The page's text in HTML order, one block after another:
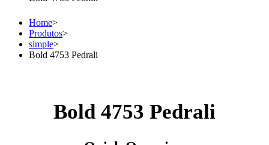
Home>
Produtos>
simple>
Bold 4753 Pedrali
Bold 4753 Pedrali